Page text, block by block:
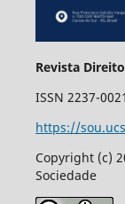
Revista
ISSN 2237-0021
https://
Copyright (c)
Sociedade